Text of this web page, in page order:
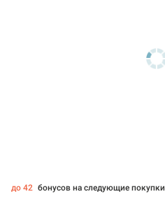
до 42 бонусов на следующие покупки